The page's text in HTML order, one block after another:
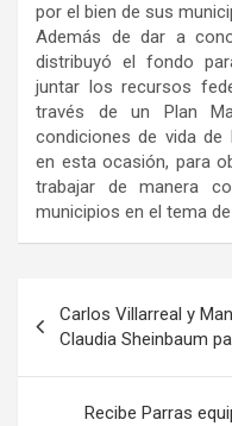
por el bien de sus
Además de dar a
distribuyó el fondo
juntar los recursos
través de un Plan
condiciones de vida
en esta ocasión, para
trabajar de manera
municipios en el tema
de
entradas
Carlos Villarreal y
Claudia Sheinbaum
Recibe Parras